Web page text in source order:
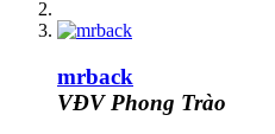
mrback
VĐV Phong Trào